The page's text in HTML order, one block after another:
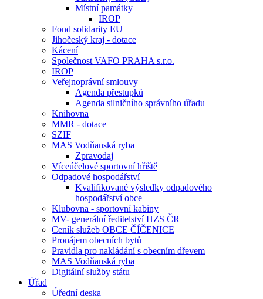
Místní památky
IROP
Fond solidarity EU
Jihočeský kraj - dotace
Kácení
Společnost VAFO PRAHA s.r.o.
IROP
Veřejnoprávní smlouvy
Agenda přestupků
Agenda silničního správního úřadu
Knihovna
MMR - dotace
SZIF
MAS Vodňanská ryba
Zpravodaj
Víceúčelové sportovní hřiště
Odpadové hospodářství
Kvalifikované výsledky odpadového
hospodářství obce
Klubovna - sportovní kabiny
MV- generální ředitelství HZS ČR
Ceník služeb OBCE ČÍČENICE
Pronájem obecních bytů
Pravidla pro nakládání s obecním dřevem
MAS Vodňanská ryba
Digitální služby státu
Úřad
Úřední deska